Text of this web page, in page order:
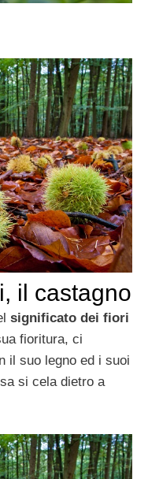
il castagno
significato dei fiori
fioritura, ci
il suo legno ed i suoi
si cela dietro a